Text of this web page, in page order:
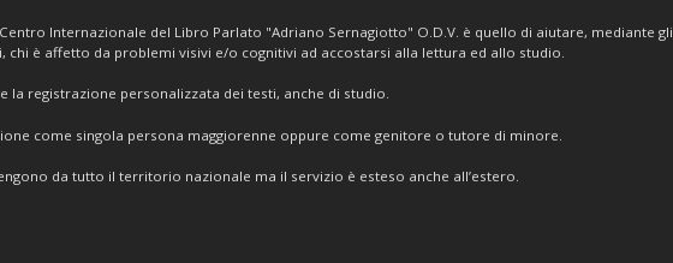
Internazionale del Libro Parlato "Adriano Sernagiotto" O.D.V. è quello di aiutare, mediante gli
chi è affetto da problemi visivi e/o cognitivi ad accostarsi alla lettura ed allo studio.
la registrazione personalizzata dei testi, anche di studio.
come singola persona maggiorenne oppure come genitore o tutore di minore.
da tutto il territorio nazionale ma il servizio è esteso anche all’estero.